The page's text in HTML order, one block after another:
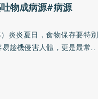
物成病源#病源
炎炎夏日，食物保存要特別
趁機侵害人體，更是最常引